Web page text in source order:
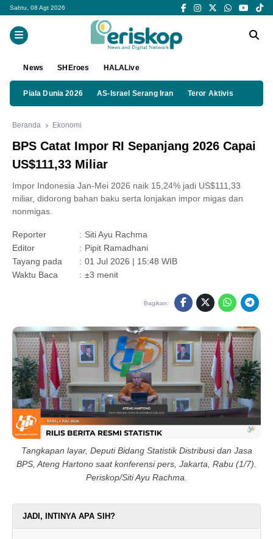
Sabtu, 08 Agt 2026
News SHEroes HALALive
Piala Dunia 2026 AS-Israel Serang Iran Teror Aktivis
Beranda Ekonomi
BPS Catat Impor RI Sepanjang 2026 Capai
US$111,33 Miliar
Impor Indonesia Jan-Mei 2026 naik 15,24% jadi US$111,33
miliar, didorong bahan baku serta lonjakan impor migas dan
nonmigas.
Reporter : Siti Ayu Rachma
Editor
: Pipit Ramadhani
Tayang pada
: 01 Jul 2026 | 15:48 WIB
Waktu Baca
: ±3 menit
Bagikan:
Tangkapan layar, Deputi Bidang Statistik Distribusi dan Jasa
BPS, Ateng Hartono saat konferensi pers, Jakarta, Rabu (1/7).
Periskop/Siti Ayu Rachma.
JADI, INTINYA APA SIH?